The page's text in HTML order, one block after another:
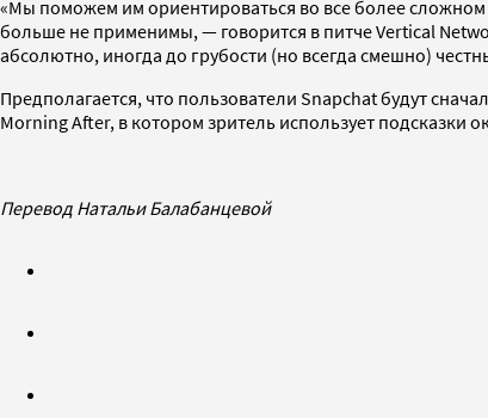
«Мы поможем им ориентироваться во все более
больше не применимы, — говорится в питче Vertical
абсолютно, иногда до грубости (но всегда смешно)
Предполагается, что пользователи Snapchat будут
Morning After, в котором зритель использует
Перевод Натальи Балабанцевой